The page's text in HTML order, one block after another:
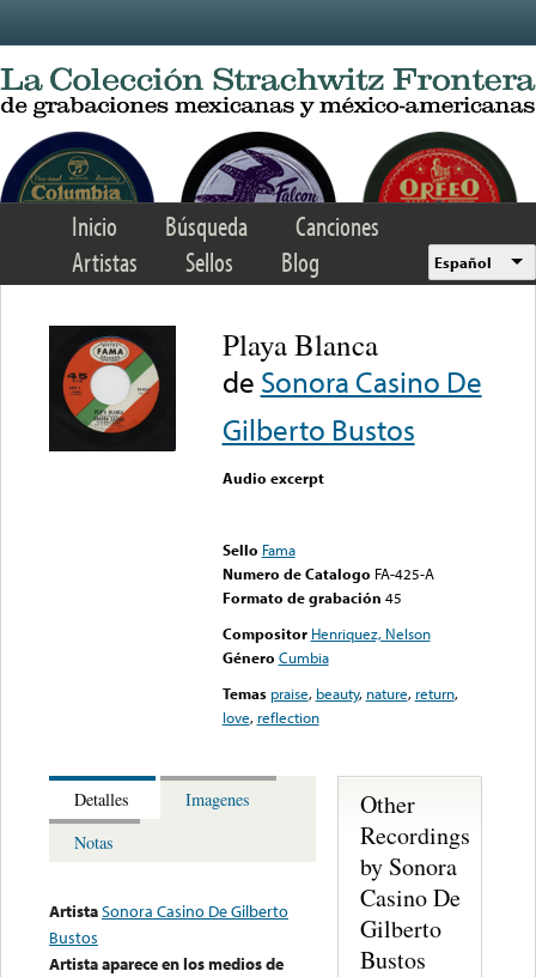
Inicio Búsqueda
Canciones
Artistas
Sellos Blog Español
Playa Blanca
de Sonora Casino De
Gilberto Bustos
Audio excerpt
Sello Fama
Numero de Catalogo FA-425-A
Formato de grabación 45
Compositor Henriquez, Nelson
Género Cumbia
Temas praise, beauty, nature, return,
love, reflection
Detalles
Imagenes
Notas
ArtistaSonora Casino De Gilberto
Bustos
Artista aparece en los medios de
Other
Recordings
by Sonora
Casino De
Gilberto
Bustos